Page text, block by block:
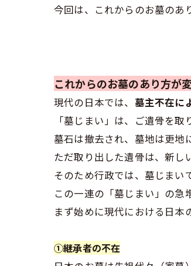
今回は、これからのお墓のあ
これからのお墓のあり方が
現代の日本では、 墓主不在に
「墓じまい」は、ご遺骨を
墓石は撤去され、墓地は更地
ただ取り出した遺骨は、新し
そのため行政では、墓じまい
この一連の「墓じまい」の急
まず始めに現代における日本
①継承者の不在